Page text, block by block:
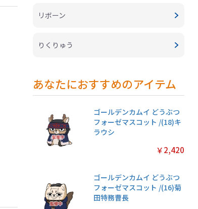
リボーン
りくりゅう
あなたにおすすめのアイテム
ゴールデンカムイ どうぶつ
フォーゼマスコット /(18)キ
ラウシ
￥2,420
ゴールデンカムイ どうぶつ
フォーゼマスコット /(16)菊
田特務曹長